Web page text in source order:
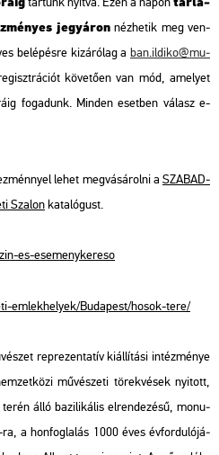
jegy­áron néz­he­tik meg ven­
be­lé­pés­re ki­zá­ró­lag a ban.​il­di­ko@​mu­
kö­ve­tő­en van mód, ame­lyet
fo­ga­dunk. Min­den eset­ben vá­lasz e-
lehet meg­vá­sá­rol­ni a SZA­BAD­
Sza­lon ka­ta­ló­gust.
​es-​ese​meny​kere​so
​em­lek­he­lyek/​Bu­da­pest/​hosok-​tere/
rep­re­zen­ta­tív ki­ál­lí­tá­si in­téz­mé­nye
mű­vé­sze­ti tö­rek­vé­sek nyi­tott,
álló ba­zi­li­ká­lis el­ren­de­zé­sű, mo­nu­
a hon­fog­la­lás 1000 éves év­for­du­ló­já­